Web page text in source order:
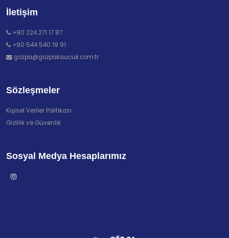
İletişim
+90 224 271 17 87
+90 544 540 19 91
gozpa@gozpakaucuk.com.tr
Sözleşmeler
Kişisel Veriler Politikası
Gizlilik ve Güvenlik
Sosyal Medya Hesaplarımız